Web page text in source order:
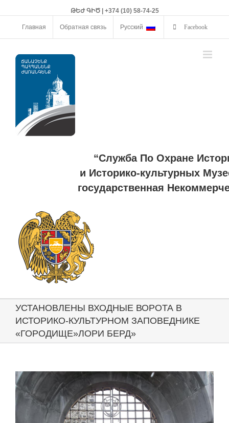
ԹԵԺ ԳԻԾ | +374 (10) 58-74-25
Главная Обратная связь Русский Facebook
“Служба По Охране
и Историко-культурных
государственная
УСТАНОВЛЕНЫ ВХОДНЫЕ ВОРОТА В
ИСТОРИКО-КУЛЬТУРНОМ ЗАПОВЕДНИКЕ
«ГОРОДИЩЕ»ЛОРИ БЕРД»
View
Larger
Image